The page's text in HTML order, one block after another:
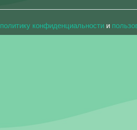
политику конфиденциальности и